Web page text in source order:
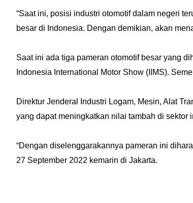
“Saat ini, posisi industri otomotif dalam negeri
besar di Indonesia. Dengan demikian, akan
Saat ini ada tiga pameran otomotif besar yang
Indonesia International Motor Show (IIMS).
Direktur Jenderal Industri Logam, Mesin, Alat
yang dapat meningkatkan nilai tambah di sektor
“Dengan diselenggarakannya pameran ini
27 September 2022 kemarin di Jakarta.